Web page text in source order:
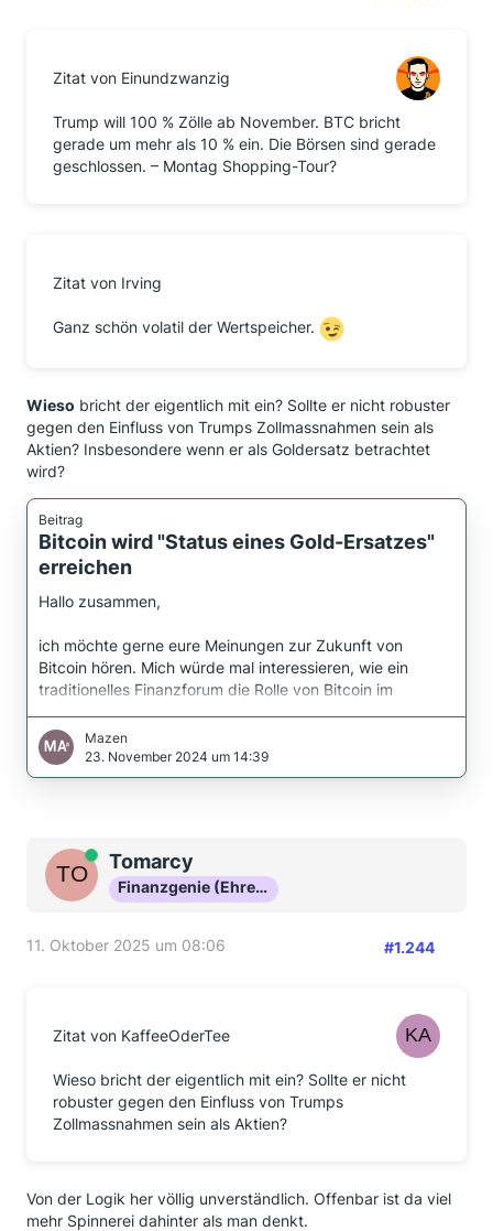
Zitat von Einundzwanzig
Trump will 100 % Zölle ab November. BTC bricht
gerade um mehr als 10 % ein. Die Börsen sind gerade
geschlossen. – Montag Shopping-Tour?
Zitat von Irving
Ganz schön volatil der Wertspeicher.
Wieso bricht der eigentlich mit ein? Sollte er nicht robuster
gegen den Einfluss von Trumps Zollmassnahmen sein als
Aktien? Insbesondere wenn er als Goldersatz betrachtet
wird?
Beitrag
Bitcoin wird "Status eines Gold-Ersatzes"
erreichen
Hallo zusammen,
ich möchte gerne eure Meinungen zur Zukunft von
Bitcoin hören. Mich würde mal interessieren, wie ein
traditionelles Finanzforum die Rolle von Bitcoin im
Vergangenheit schon in unterschiedlichen Threads
Diskussionen zum Bitcoin, nur häufig wurden diese
Threads gekapert. Aus diesem Grund habe ich mir
Persönlich bin ich davon überzeugt, dass Bitcoin in den
nächsten…
Mazen
23. November 2024 um 14:39
OnlineTomarcy
Finanzgenie (Ehrenmitglied)
11. Oktober 2025 um 08:06 #1.244
Zitat von KaffeeOderTee
Wieso bricht der eigentlich mit ein? Sollte er nicht
robuster gegen den Einfluss von Trumps
Zollmassnahmen sein als Aktien?
Von der Logik her völlig unverständlich. Offenbar ist da viel
mehr Spinnerei dahinter als man denkt.